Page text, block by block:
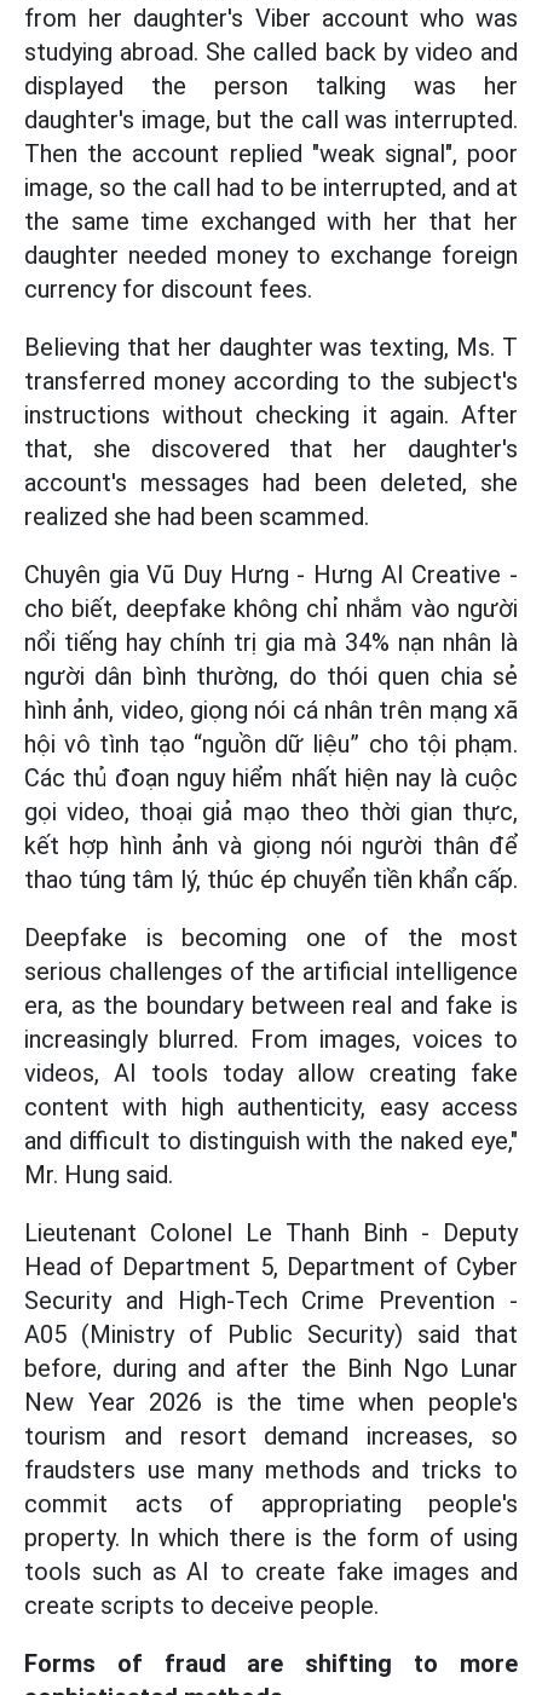
from her daughter's Viber account who was
studying abroad. She called back by video and
displayed the person talking was her
daughter's image, but the call was interrupted.
Then the account replied "weak signal", poor
image, so the call had to be interrupted, and at
the same time exchanged with her that her
daughter needed money to exchange foreign
currency for discount fees.
Believing that her daughter was texting, Ms. T
transferred money according to the subject's
instructions without checking it again. After
that, she discovered that her daughter's
account's messages had been deleted, she
realized she had been scammed.
Chuyên gia Vũ Duy Hưng - Hưng AI Creative -
cho biết, deepfake không chỉ nhắm vào người
nổi tiếng hay chính trị gia mà 34% nạn nhân là
người dân bình thường, do thói quen chia sẻ
hình ảnh, video, giọng nói cá nhân trên mạng xã
hội vô tình tạo “nguồn dữ liệu” cho tội phạm.
Các thủ đoạn nguy hiểm nhất hiện nay là cuộc
gọi video, thoại giả mạo theo thời gian thực,
kết hợp hình ảnh và giọng nói người thân để
thao túng tâm lý, thúc ép chuyển tiền khẩn cấp.
Deepfake is becoming one of the most
serious challenges of the artificial intelligence
era, as the boundary between real and fake is
increasingly blurred. From images, voices to
videos, AI tools today allow creating fake
content with high authenticity, easy access
and difficult to distinguish with the naked eye,"
Mr. Hung said.
Lieutenant Colonel Le Thanh Binh - Deputy
Head of Department 5, Department of Cyber
Security and High-Tech Crime Prevention -
A05 (Ministry of Public Security) said that
before, during and after the Binh Ngo Lunar
New Year 2026 is the time when people's
tourism and resort demand increases, so
fraudsters use many methods and tricks to
commit acts of appropriating people's
property. In which there is the form of using
tools such as AI to create fake images and
create scripts to deceive people.
Forms of fraud are shifting to more